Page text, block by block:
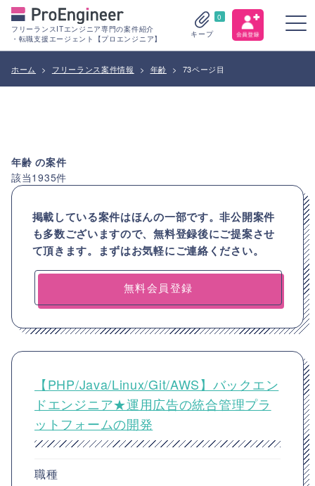
フリーランスITエンジニア専門の案件紹介
・転職支援エージェント【プロエンジニア】
0
キープ
ホーム > フリーランス案件情報 > 年齢 > 73ページ目
年齢の案件
該当1935件
掲載している案件はほんの一部です。非公開案件
も多数ございますので、無料登録後にご提案させ
て頂きます。まずはお気軽にご連絡ください。
無料会員登録
【PHP/Java/Linux/Git/AWS】バックエン
ドエンジニア★運用広告の統合管理プラ
ットフォームの開発
職種